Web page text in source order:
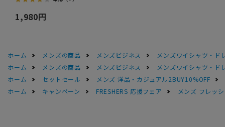
1,980円
ホーム メンズの商品 メンズビジネス
メンズワイシャツ・ド
ホーム
メンズの商品 メンズビジネス
メンズワイシャツ・ド
ホーム
セットセール
メンズ 洋品・カジュアル2BUY10%OFF
ホーム
キャンペーン FRESHERS 応援フェア メンズ フレッ